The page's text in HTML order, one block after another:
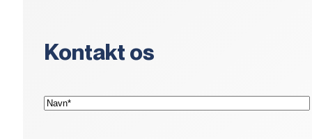
Kontakt os
Navn*